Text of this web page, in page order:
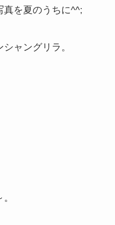
真を夏のうちに^^;
ャングリラ。